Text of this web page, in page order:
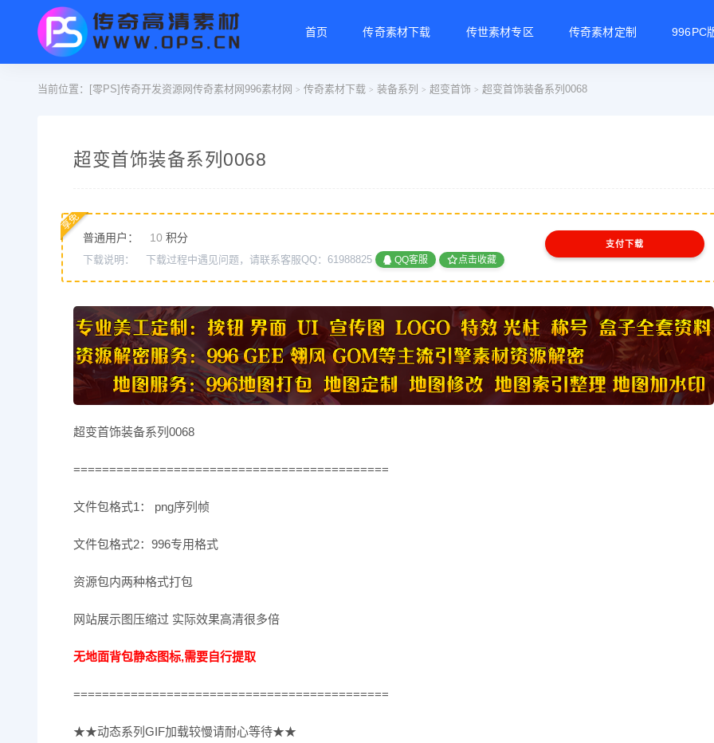
首页 传奇素材下载 传世素材专区 传奇素材定制 996PC
当前位置： [零PS]传奇开发资源网传奇素材网996素材网 > 传奇素材下载 > 装备系列 > 超变首饰 > 超变首饰装备系列0068
超变首饰装备系列0068
普通用户： 10 积分
享免
支付下载
下载说明： 下载过程中遇见问题，请联系客服QQ：61988825 QQ客服 点击收藏
超变首饰装备系列0068
============================================
文件包格式1： png序列帧
文件包格式2：996专用格式
资源包内两种格式打包
网站展示图压缩过 实际效果高清很多倍
无地面背包静态图标,需要自行提取
============================================
★★动态系列GIF加载较慢请耐心等待★★